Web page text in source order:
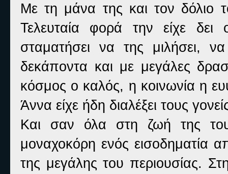
Με τη μάνα της και τον δόλιο
Τελευταία φορά την είχε
σταματήσει να της μιλήσει,
δεκάποντα και με μεγάλες
κόσμος ο καλός, η κοινωνία η
Άννα είχε ήδη διαλέξει τους
Και σαν όλα στη ζωή της
μοναχοκόρη ενός εισοδηματία
της μεγάλης του περιουσίας.